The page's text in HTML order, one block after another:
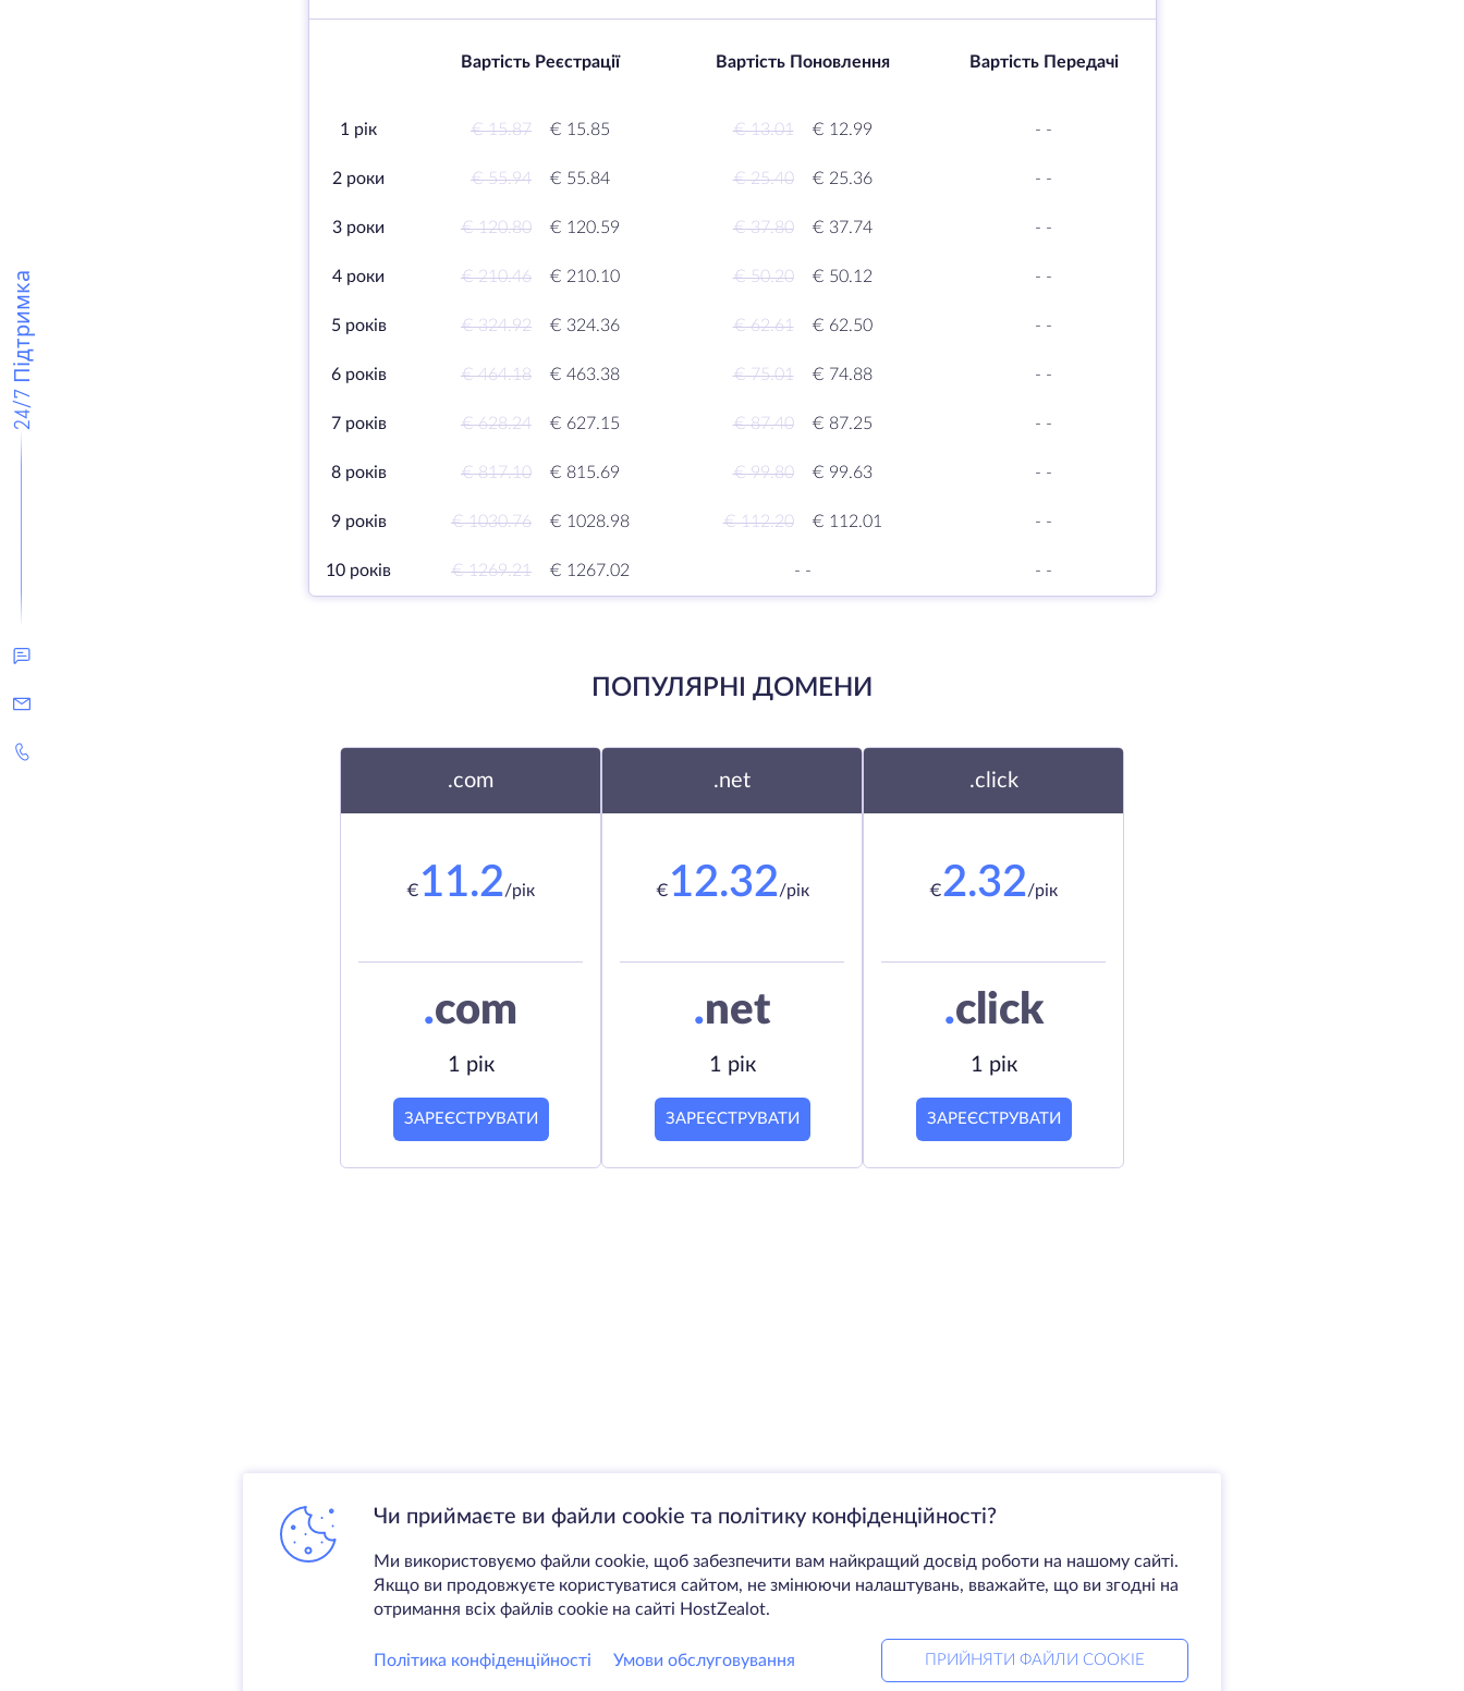
24/7 Підтримка
Вартість Реєстрації Вартість Поновлення Вартість Передачі
1 рік € 15.87 € 15.85 € 13.01 € 12.99 - -
2 роки € 55.94 € 55.84 € 25.40 € 25.36 - -
3 роки € 120.80 € 120.59 € 37.80 € 37.74 - -
4 роки € 210.46 € 210.10 € 50.20 € 50.12 - -
5 років € 324.92 € 324.36 € 62.61 € 62.50 - -
6 років € 464.18 € 463.38 € 75.01 € 74.88 - -
7 років € 628.24 € 627.15 € 87.40 € 87.25 - -
8 років € 817.10 € 815.69 € 99.80 € 99.63 - -
9 років € 1030.76 € 1028.98 € 112.20 € 112.01 - -
10 років € 1269.21 € 1267.02 - - - -
ПОПУЛЯРНІ ДОМЕНИ
.com
€ 11.2/рік
.com
1 рік
ЗАРЕЄСТРУВАТИ
.net
€ 12.32/рік
.net
1 рік
ЗАРЕЄСТРУВАТИ
.click
€2.32/рік
.click
1 рік
ЗАРЕЄСТРУВАТИ
Чи приймаєте ви файли cookie та політику конфіденційності?
Ми використовуємо файли cookie, щоб забезпечити вам найкращий досвід роботи на нашому сайті.
Якщо ви продовжуєте користуватися сайтом, не змінюючи налаштувань, вважайте, що ви згодні на
отримання всіх файлів cookie на сайті HostZealot.
Політика конфіденційності Умови обслуговування ПРИЙНЯТИ ФАЙЛИ COOKIE